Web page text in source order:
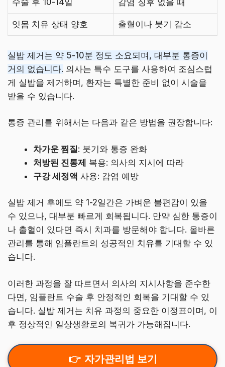
수술 후 10-14일 감염 징후 없을 때
잇몸 치유 상태 양호 출혈이나 붓기 감소
실밥 제거는 약 5-10분 정도 소요되며, 대부분 통증이
거의 없습니다. 의사는 특수 도구를 사용하여 조심스럽
게 실밥을 제거하며, 환자는 특별한 준비 없이 시술을
받을 수 있습니다.
통증 관리를 위해서는 다음과 같은 방법을 권장합니다:
차가운 찜질: 붓기와 통증 완화
처방된 진통제 복용: 의사의 지시에 따라
구강 세정액 사용: 감염 예방
실밥 제거 후에도 약 1-2일간은 가벼운 불편감이 있을
수 있으나, 대부분 빠르게 회복됩니다. 만약 심한 통증이
나 출혈이 있다면 즉시 치과를 방문해야 합니다. 올바른
관리를 통해 임플란트의 성공적인 치유를 기대할 수 있
습니다.
이러한 과정을 잘 따르면서 의사의 지시사항을 준수한
다면, 임플란트 수술 후 안정적인 회복을 기대할 수 있
습니다. 실밥 제거는 치유 과정의 중요한 이정표이며, 이
후 정상적인 일상생활로의 복귀가 가능해집니다.
자가관리법 보기